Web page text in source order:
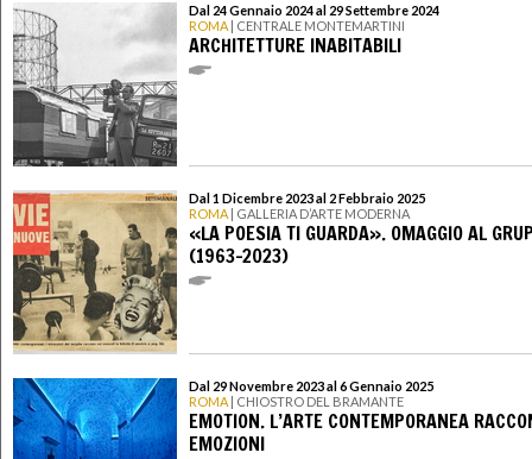
Dal 24 Gennaio 2024 al 29 Settembre 2024
ROMA | CENTRALE MONTEMARTINI
ARCHITETTURE INABITABILI
Dal 1 Dicembre 2023 al 2 Febbraio 2025
ROMA | GALLERIA D’ARTE MODERNA
«LA POESIA TI GUARDA». OMAGGIO AL
(1963-2023)
Dal 29 Novembre 2023 al 6 Gennaio 2025
ROMA | CHIOSTRO DEL BRAMANTE
EMOTION. L’ARTE CONTEMPORANEA
EMOZIONI